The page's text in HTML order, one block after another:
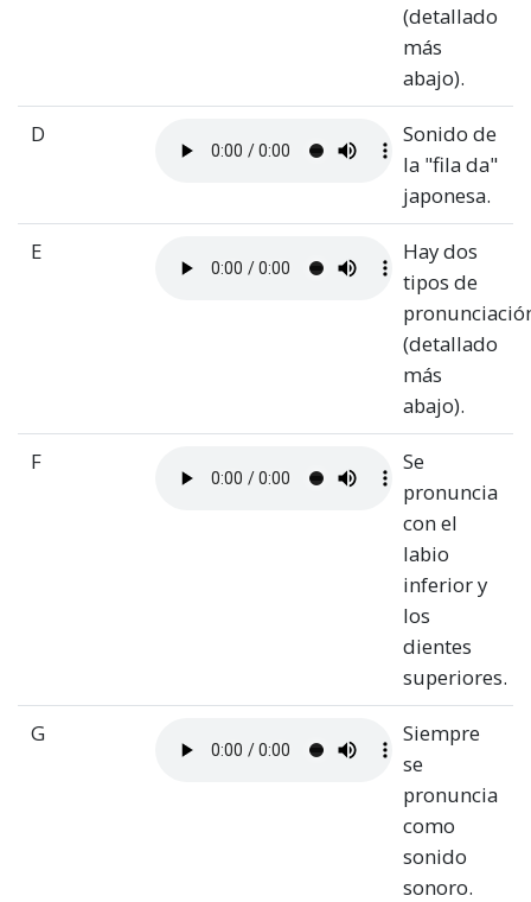
(detallado
más
abajo).
D
Sonido de
la "fila da"
japonesa.
E
Hay dos
tipos de
(detallado
más
abajo).
F
Se
pronuncia
con el
labio
inferior y
los
dientes
superiores.
G
Siempre
se
pronuncia
como
sonido
sonoro.